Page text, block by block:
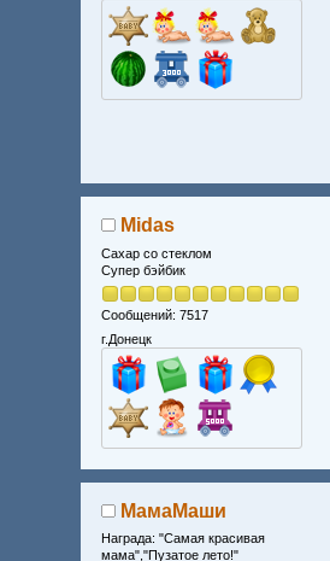
Midas
Сахар со стеклом
Супер бэйбик
Сообщений: 7517
г.Донецк
МамаМаши
Награда: "Самая красивая
мама","Пузатое лето!"